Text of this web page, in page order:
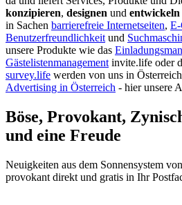
konzipieren, designen und entwickeln
in Sachen barrierefreie Internetseiten,
Benutzerfreundlichkeit und
unsere Produkte wie das
Gästelistenmanagement invite.life oder
survey.life werden von uns in
Advertising in Österreich - hier unsere
Böse, Provokant,
und eine Freude
Neuigkeiten aus dem Sonnensystem
provokant direkt und gratis in Ihr